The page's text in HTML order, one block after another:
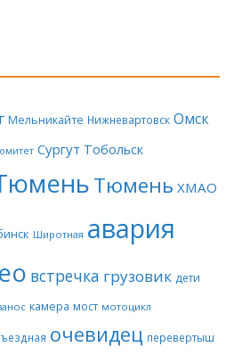
Мельникайте Нижневартовск Омск
Сургут Тобольск
Тюмень ХМАО
Широтная авария
встречка грузовик дети
камера мост мотоцикл
очевидец перевертыш